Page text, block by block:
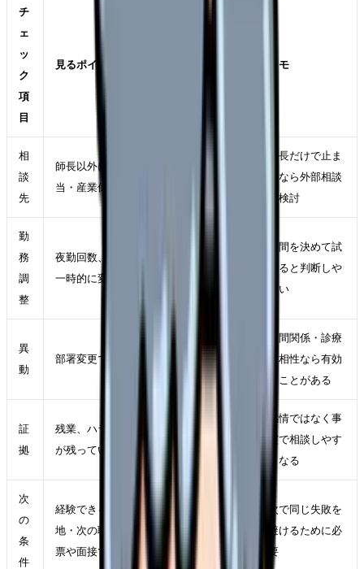
チ
ェ
ッ
ク
項
目
見るポイント メモ
相
談
先
師長以外に相談できる人事・教育担
当・産業保健スタッフがいるか
師長だけで止ま
るなら外部相談
も検討
勤
務
調
整
夜勤回数、残業、休み希望、業務量を
一時的に変えられるか
期間を決めて試
せると判断しや
すい
異
動
部署変更で原因が軽くなるか
人間関係・診療
科相性なら有効
なことがある
証
拠
残業、ハラスメント、退職交渉の記録
が残っているか
感情ではなく事
実で相談しやす
くなる
次
の
条
件
経験できる処置・教育体制・異動の余
地・次の職場で評価される経験を求人
票や面接で確認できるか
次で同じ失敗を
避けるために必
要